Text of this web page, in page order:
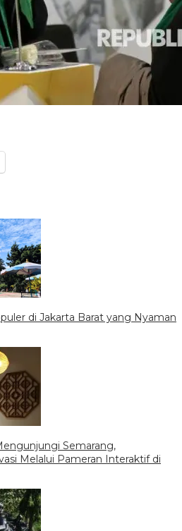
di Jakarta Barat yang Nyaman
Semarang,
Melalui Pameran Interaktif di